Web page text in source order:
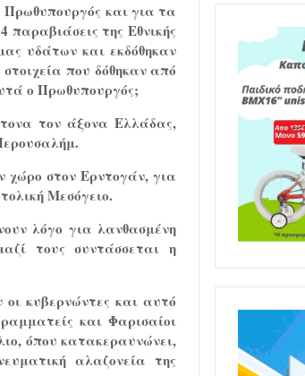
και για τα
παραβιάσεις της Εθνικής
υδάτων και εκδόθηκαν
που δόθηκαν από
ο Πρωθυπουργός;
τον άξονα Ελλάδας,
στον Ερντογάν, για
Μεσόγειο.
λόγο για λανθασμένη
τους συντάσσεται η
οι κυβερνώντες και αυτό
και Φαρισαίοι
όπου κατακεραυνώνει,
αλαζονεία της